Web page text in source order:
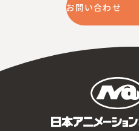
お問い合わせ